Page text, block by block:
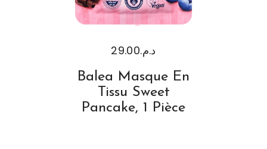
د.م.29.00
Balea Masque En
Tissu Sweet
Pancake, 1 Pièce